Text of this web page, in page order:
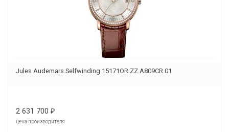
Jules Audemars Selfwinding 15171OR.ZZ.A809CR.01
2 631 700 ₽
цена производителя